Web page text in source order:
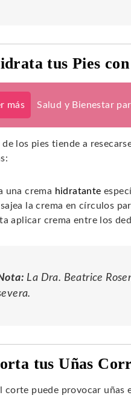
tus Pies
más Salud y Bienestar
de los pies tiende a
una crema hidratante
la crema en círculos
aplicar crema entre los
La Dra. Beatrice
tus Uñas
corte puede provocar uñas